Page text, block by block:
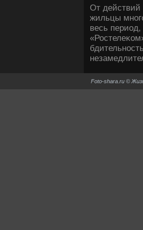
От
жильцы
весь
Foto-shara.ru ©